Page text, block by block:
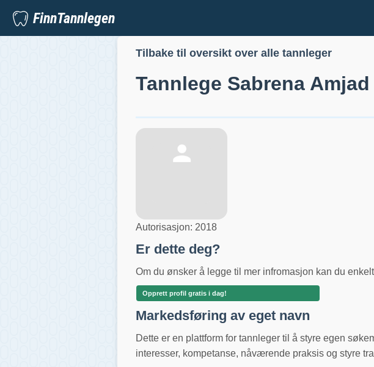
FinnTannlegen
Tilbake til oversikt over alle tannleger
Tannlege Sabrena Amjad
Autorisasjon: 2018
Er dette deg?
Om du ønsker å legge til mer infromasjon kan du
Opprett profil gratis i dag!
Markedsføring av eget navn
Dette er en plattform for tannleger til å styre egen
interesser, kompetanse, nåværende praksis og styre